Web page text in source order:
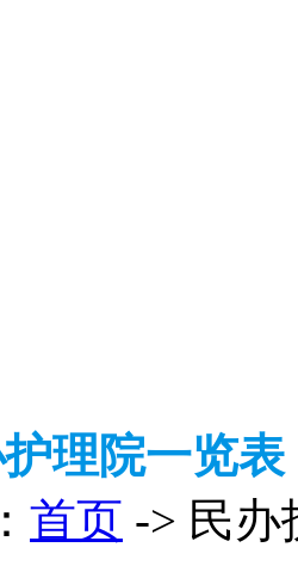
理院一览表
首页 -> 民办